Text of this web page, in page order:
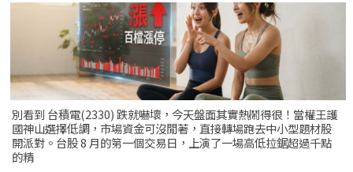
別看到 台積電(2330) 跌就嚇壞，今天盤面其實熱鬧得很！當權王護
國神山選擇低調，市場資金可沒閒著，直接轉場跑去中小型題材股
開派對。台股 8 月的第一個交易日，上演了一場高低拉鋸超過千點
的精